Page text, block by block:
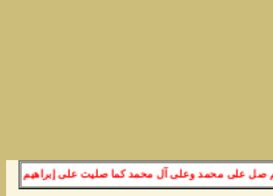
محمد وعلى آل محمد كما صليت على إبراهيم وعلى آل